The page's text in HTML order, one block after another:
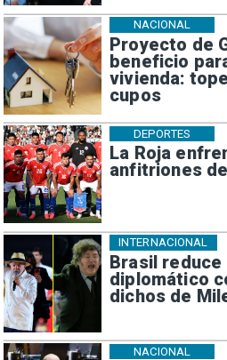
Proyecto de
beneficio
vivienda:
cupos
NACIONAL
La Roja
anfitriones
DEPORTES
Brasil
diplomático
dichos de
INTERNACIONAL
NACIONAL